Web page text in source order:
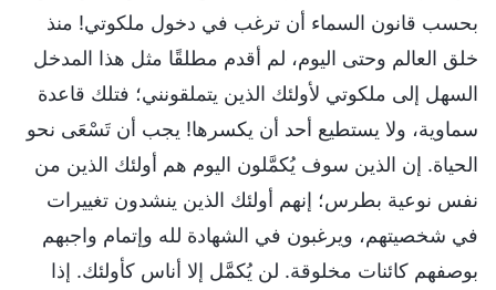
بحسب قانون السماء أن ترغب في دخول ملكوتي! منذ
خلق العالم وحتى اليوم، لم أقدم مطلقًا مثل هذا المدخل
السهل إلى ملكوتي لأولئك الذين يتملقونني؛ فتلك قاعدة
سماوية، ولا يستطيع أحد أن يكسرها! يجب أن تَسْعَى نحو
الحياة. إن الذين سوف يُكمَّلون اليوم هم أولئك الذين من
نفس نوعية بطرس؛ إنهم أولئك الذين ينشدون تغييرات
في شخصيتهم، ويرغبون في الشهادة لله وإتمام واجبهم
بوصفهم كائنات مخلوقة. لن يُكمَّل إلا أناس كأولئك. إذا